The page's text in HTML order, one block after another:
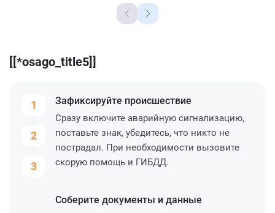
[[*osago_title5]]
1
2
3
Зафиксируйте происшествие
Сразу включите аварийную сигнализацию,
поставьте знак, убедитесь, что никто не
пострадал. При необходимости вызовите
скорую помощь и ГИБДД.
Соберите документы и данные